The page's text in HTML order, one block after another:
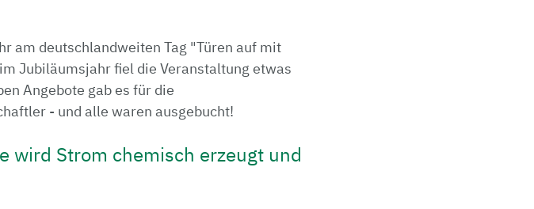
am deutschlandweiten Tag "Türen auf mit
Jubiläumsjahr fiel die Veranstaltung etwas
Angebote gab es für die
- und alle waren ausgebucht!
wird Strom chemisch erzeugt und